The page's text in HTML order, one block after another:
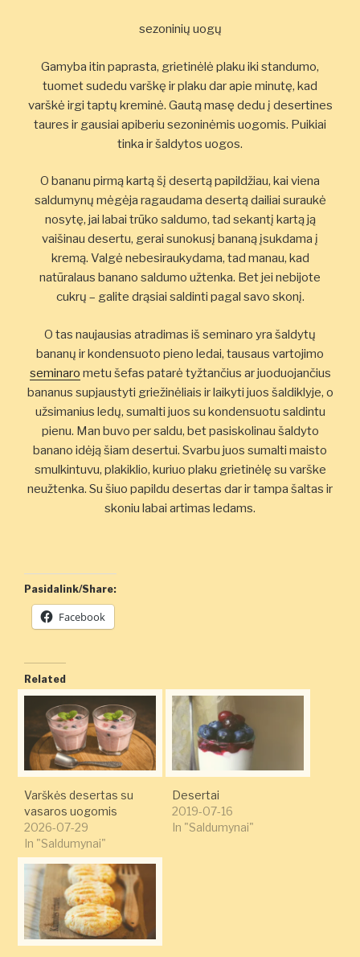
sezoninių uogų
Gamyba itin paprasta, grietinėlė plaku iki standumo,
tuomet sudedu varškę ir plaku dar apie minutę, kad
varškė irgi taptų kreminė. Gautą masę dedu į desertines
taures ir gausiai apiberiu sezoninėmis uogomis. Puikiai
tinka ir šaldytos uogos.
O bananu pirmą kartą šį desertą papildžiau, kai viena
saldumynų mėgėja ragaudama desertą dailiai suraukė
nosytę, jai labai trūko saldumo, tad sekantį kartą ją
vaišinau desertu, gerai sunokusį bananą įsukdama į
kremą. Valgė nebesiraukydama, tad manau, kad
natūralaus banano saldumo užtenka. Bet jei nebijote
cukrų – galite drąsiai saldinti pagal savo skonį.
O tas naujausias atradimas iš seminaro yra šaldytų
bananų ir kondensuoto pieno ledai, tausaus vartojimo
seminaro metu šefas patarė tyžtančius ar juoduojančius
bananus supjaustyti griežinėliais ir laikyti juos šaldiklyje, o
užsimanius ledų, sumalti juos su kondensuotu saldintu
pienu. Man buvo per saldu, bet pasiskolinau šaldyto
banano idėją šiam desertui. Svarbu juos sumalti maisto
smulkintuvu, plakiklio, kuriuo plaku grietinėlę su varške
neužtenka. Su šiuo papildu desertas dar ir tampa šaltas ir
skoniu labai artimas ledams.
Pasidalink/Share:
Facebook
Related
Varškės desertas su
vasaros uogomis
2026-07-29
In "Saldumynai"
Desertai
2019-07-16
In "Saldumynai"